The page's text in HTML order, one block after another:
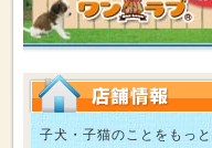
子犬・子猫のことをもっ